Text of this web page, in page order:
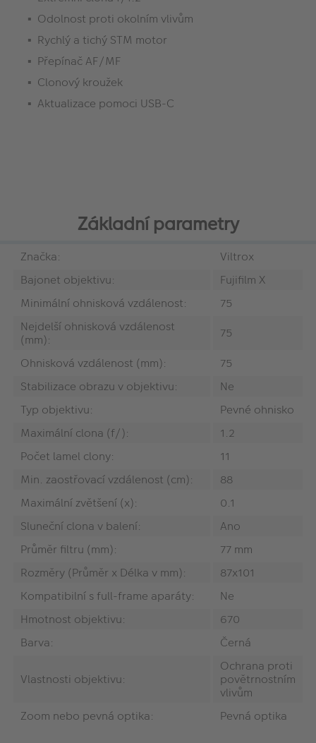
Odolnost proti okolním vlivům
Rychlý a tichý STM motor
Přepínač AF/MF
Clonový kroužek
Aktualizace pomoci USB-C
Základní parametry
Značka:
Viltrox
Bajonet objektivu:
Fujifilm X
Minimální ohnisková vzdálenost:
75
Nejdelší ohnisková vzdálenost
(mm):
75
Ohnisková vzdálenost (mm):
75
Stabilizace obrazu v objektivu:
Ne
Typ objektivu:
Pevné ohnisko
Maximální clona (f/):
1.2
Počet lamel clony:
11
Min. zaostřovací vzdálenost (cm):
88
Maximální zvětšení (x):
0.1
Sluneční clona v balení:
Ano
Průměr filtru (mm):
77 mm
Rozměry (Průměr x Délka v mm):
87x101
Kompatibilní s full-frame aparáty:
Ne
Hmotnost objektivu:
670
Barva:
Černá
Vlastnosti objektivu:
Ochrana proti
povětrnostním
vlivům
Zoom nebo pevná optika:
Pevná optika